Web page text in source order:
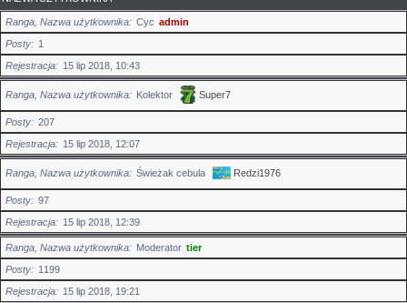
Ranga, Nazwa użytkownika Cyc admin
Posty
1
Rejestracja
15 lip 2018, 10:43
Ranga, Nazwa użytkownika Kolektor Super7
Posty
207
Rejestracja
15 lip 2018, 12:07
Ranga, Nazwa użytkownika Świeżak cebula Redzi1976
Posty
97
Rejestracja
15 lip 2018, 12:39
Ranga, Nazwa użytkownika Moderator tier
Posty
1199
Rejestracja
15 lip 2018, 19:21